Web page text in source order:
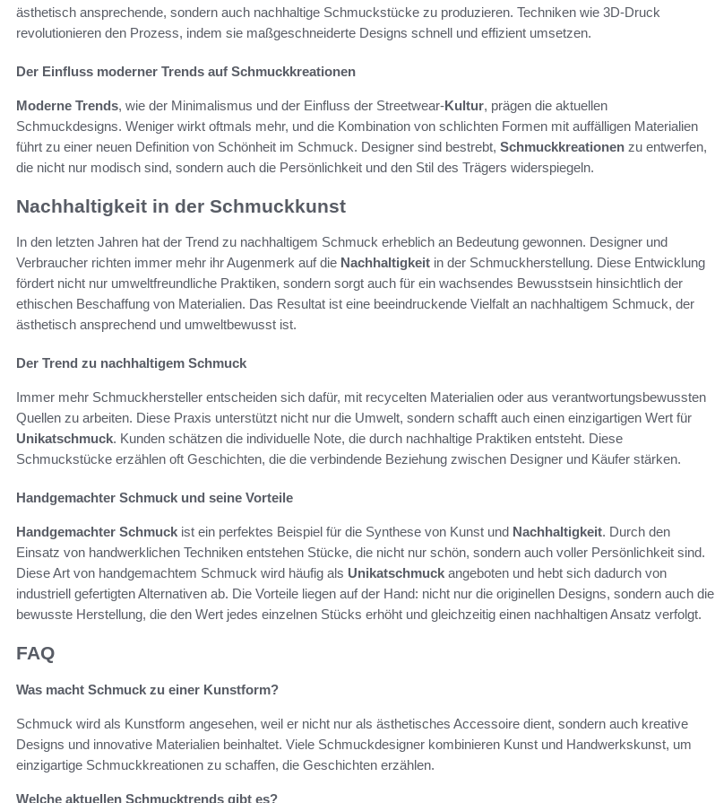
ästhetisch ansprechende, sondern auch nachhaltige Schmuckstücke zu produzieren. Techniken wie 3D-Druck
revolutionieren den Prozess, indem sie maßgeschneiderte Designs schnell und effizient umsetzen.
Der Einfluss moderner Trends auf Schmuckkreationen
Moderne Trends, wie der Minimalismus und der Einfluss der Streetwear-Kultur, prägen die aktuellen
Schmuckdesigns. Weniger wirkt oftmals mehr, und die Kombination von schlichten Formen mit auffälligen Materialien
führt zu einer neuen Definition von Schönheit im Schmuck. Designer sind bestrebt, Schmuckkreationen zu entwerfen,
die nicht nur modisch sind, sondern auch die Persönlichkeit und den Stil des Trägers widerspiegeln.
Nachhaltigkeit in der Schmuckkunst
In den letzten Jahren hat der Trend zu nachhaltigem Schmuck erheblich an Bedeutung gewonnen. Designer und
Verbraucher richten immer mehr ihr Augenmerk auf die Nachhaltigkeit in der Schmuckherstellung. Diese Entwicklung
fördert nicht nur umweltfreundliche Praktiken, sondern sorgt auch für ein wachsendes Bewusstsein hinsichtlich der
ethischen Beschaffung von Materialien. Das Resultat ist eine beeindruckende Vielfalt an nachhaltigem Schmuck, der
ästhetisch ansprechend und umweltbewusst ist.
Der Trend zu nachhaltigem Schmuck
Immer mehr Schmuckhersteller entscheiden sich dafür, mit recycelten Materialien oder aus verantwortungsbewussten
Quellen zu arbeiten. Diese Praxis unterstützt nicht nur die Umwelt, sondern schafft auch einen einzigartigen Wert für
Unikatschmuck. Kunden schätzen die individuelle Note, die durch nachhaltige Praktiken entsteht. Diese
Schmuckstücke erzählen oft Geschichten, die die verbindende Beziehung zwischen Designer und Käufer stärken.
Handgemachter Schmuck und seine Vorteile
Handgemachter Schmuck ist ein perfektes Beispiel für die Synthese von Kunst und Nachhaltigkeit. Durch den
Einsatz von handwerklichen Techniken entstehen Stücke, die nicht nur schön, sondern auch voller Persönlichkeit sind.
Diese Art von handgemachtem Schmuck wird häufig als Unikatschmuck angeboten und hebt sich dadurch von
industriell gefertigten Alternativen ab. Die Vorteile liegen auf der Hand: nicht nur die originellen Designs, sondern auch die
bewusste Herstellung, die den Wert jedes einzelnen Stücks erhöht und gleichzeitig einen nachhaltigen Ansatz verfolgt.
FAQ
Was macht Schmuck zu einer Kunstform?
Schmuck wird als Kunstform angesehen, weil er nicht nur als ästhetisches Accessoire dient, sondern auch kreative
Designs und innovative Materialien beinhaltet. Viele Schmuckdesigner kombinieren Kunst und Handwerkskunst, um
einzigartige Schmuckkreationen zu schaffen, die Geschichten erzählen.
Welche aktuellen Schmucktrends gibt es?